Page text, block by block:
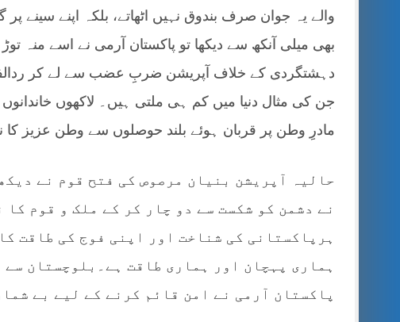
والے یہ جوان صرف بندوق نہیں اٹھاتے، بلکہ اپنے
بھی میلی آنکھ سے دیکھا تو پاکستان آرمی نے اسے منہ
دہشتگردی کے خلاف آپریشن ضربِ عضب سے لے کر
جن کی مثال دنیا میں کم ہی ملتی ہیں۔ لاکھوں خاندانوں
مادرِ وطن پر قربان ہوئے بلند حوصلوں سے وطن عزیز کا
حالیہ آپریشن بنیان مرصوص کی فتح قوم نے
نے دشمن کو شکست سے دو چار کر کے ملک و قوم کا
ہرپاکستانی کی شناخت اور اپنی فوج کی طاقت
ہماری پہچان اور ہماری طاقت ہے۔بلوچستان
پاکستان آرمی نے امن قائم کرنے کے لیے بے